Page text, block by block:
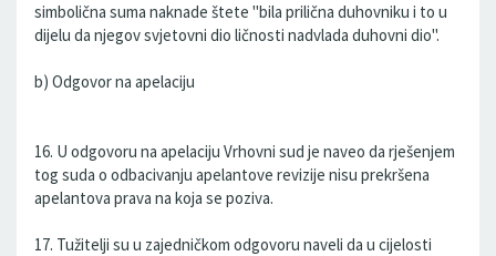
simbolična suma naknade štete "bila prilična duhovniku i to u
dijelu da njegov svjetovni dio ličnosti nadvlada duhovni dio".
b) Odgovor na apelaciju
16. U odgovoru na apelaciju Vrhovni sud je naveo da rješenjem
tog suda o odbacivanju apelantove revizije nisu prekršena
apelantova prava na koja se poziva.
17. Tužitelji su u zajedničkom odgovoru naveli da u cijelosti